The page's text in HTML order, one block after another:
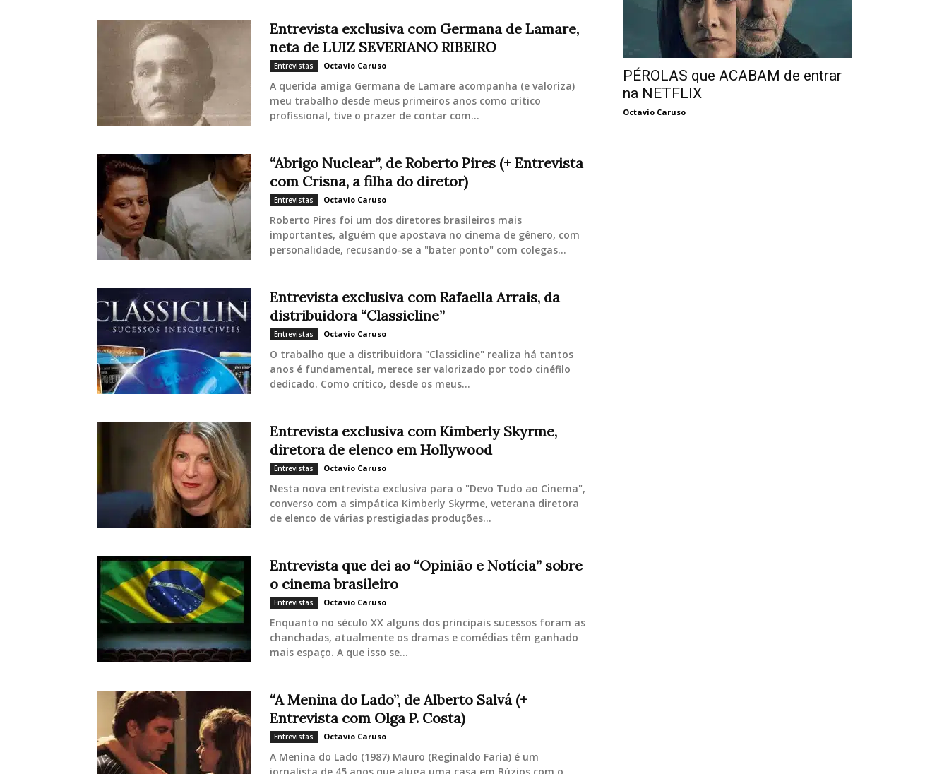
Entrevista exclusiva com Germana de Lamare,
neta de LUIZ SEVERIANO RIBEIRO
Entrevistas Octavio Caruso
A querida amiga Germana de Lamare acompanha (e valoriza)
meu trabalho desde meus primeiros anos como crítico
profissional, tive o prazer de contar com...
“Abrigo Nuclear”, de Roberto Pires (+ Entrevista
com Crisna, a filha do diretor)
Entrevistas Octavio Caruso
Roberto Pires foi um dos diretores brasileiros mais
importantes, alguém que apostava no cinema de gênero, com
personalidade, recusando-se a "bater ponto" com colegas...
Entrevista exclusiva com Rafaella Arrais, da
distribuidora “Classicline”
Entrevistas Octavio Caruso
O trabalho que a distribuidora "Classicline" realiza há tantos
anos é fundamental, merece ser valorizado por todo cinéfilo
dedicado. Como crítico, desde os meus...
Entrevista exclusiva com Kimberly Skyrme,
diretora de elenco em Hollywood
Entrevistas Octavio Caruso
Nesta nova entrevista exclusiva para o "Devo Tudo ao Cinema",
converso com a simpática Kimberly Skyrme, veterana diretora
de elenco de várias prestigiadas produções...
Entrevista que dei ao “Opinião e Notícia” sobre
o cinema brasileiro
Entrevistas Octavio Caruso
Enquanto no século XX alguns dos principais sucessos foram as
chanchadas, atualmente os dramas e comédias têm ganhado
mais espaço. A que isso se...
“A Menina do Lado”, de Alberto Salvá (+
Entrevista com Olga P. Costa)
Entrevistas Octavio Caruso
A Menina do Lado (1987) Mauro (Reginaldo Faria) é um
PÉROLAS que ACABAM de entrar
na NETFLIX
Octavio Caruso